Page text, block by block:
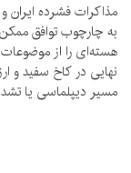
مذاکرات فشرده
به چارچوب توافق
هسته‌ای را از
نهایی در کاخ سفید و
مسیر دیپلماسی یا